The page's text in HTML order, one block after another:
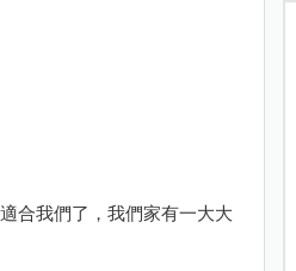
合我們了，我們家有一大大